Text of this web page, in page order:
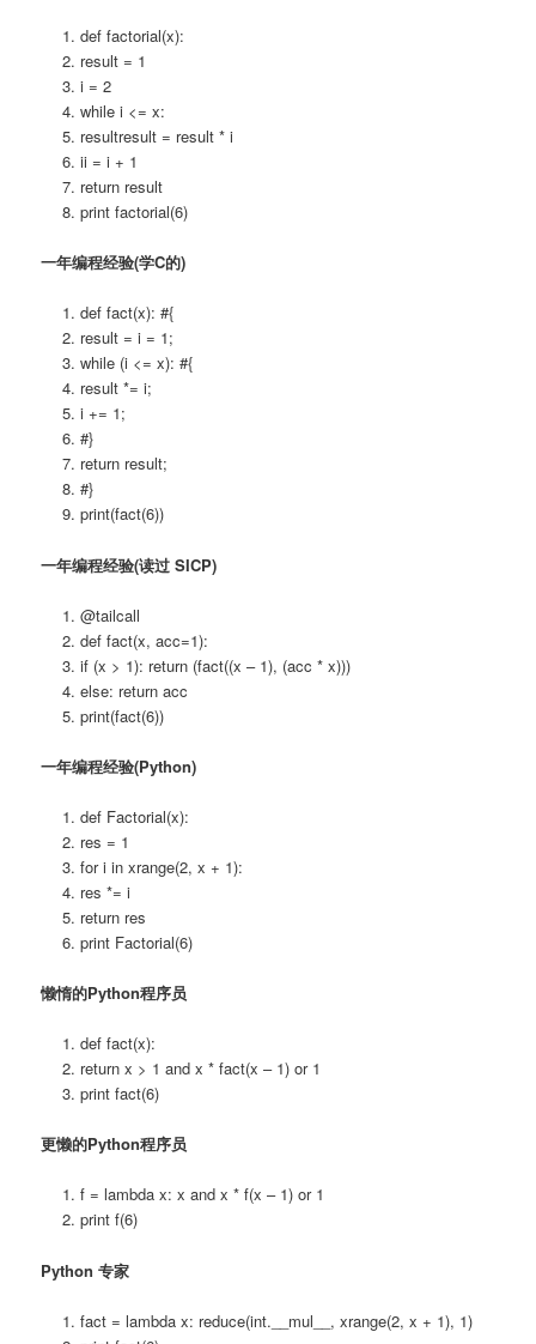
def factorial(x):
result = 1
i = 2
while i <= x:
resultresult = result * i
ii = i + 1
return result
print factorial(6)
一年编程经验(学C的)
def fact(x): #{
result = i = 1;
while (i <= x): #{
result *= i;
i += 1;
#}
return result;
#}
print(fact(6))
一年编程经验(读过 SICP)
@tailcall
def fact(x, acc=1):
if (x > 1): return (fact((x – 1), (acc * x)))
else: return acc
print(fact(6))
一年编程经验(Python)
def Factorial(x):
res = 1
for i in xrange(2, x + 1):
res *= i
return res
print Factorial(6)
懒惰的Python程序员
def fact(x):
return x > 1 and x * fact(x – 1) or 1
print fact(6)
更懒的Python程序员
f = lambda x: x and x * f(x – 1) or 1
print f(6)
Python 专家
fact = lambda x: reduce(int.__mul__, xrange(2, x + 1), 1)